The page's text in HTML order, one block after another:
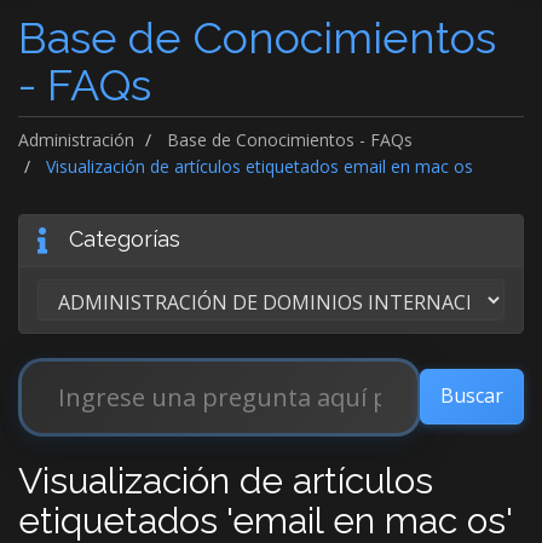
menú
de
Base de Conocimientos
- FAQs
Administración
Base de Conocimientos - FAQs
Visualización de artículos etiquetados email en mac os
Categorías
Visualización de artículos
etiquetados 'email en mac os'